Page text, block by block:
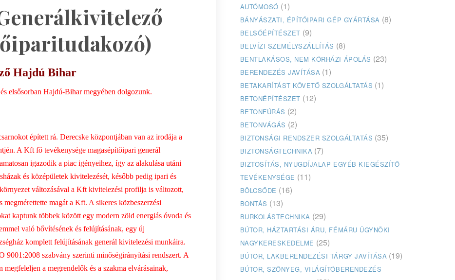
Hajdú Bihar
elsősorban Hajdú-Bihar megyében dolgozunk.
épített rá. Derecske központjában van az irodája a
A Kft fő tevékenysége magasépítőipari generál
igazodik a piac igényeihez, így az alakulása utáni
és középületek kivitelezését, később pedig ipari és
változásával a Kft kivitelezési profilja is változott,
magát a Kft. A sikeres közbeszerzési
kaptunk többek között egy modern zöld energiás óvoda és
való bővítésének és felújításának, egy új
komplett felújításának generál kivitelezési munkáira.
9001:2008 szabvány szerinti minőségirányítási rendszert. A
a megrendelők és a szakma elvárásainak,
AUTÓMOSÓ (1)
BÁNYÁSZATI, ÉPÍTŐIPARI GÉP GYÁRTÁSA (8)
BELSŐÉPÍTÉSZET (9)
BELVÍZI SZEMÉLYSZÁLLÍTÁS (8)
BENTLAKÁSOS, NEM KÓRHÁZI ÁPOLÁS (23)
BERENDEZÉS JAVÍTÁSA (1)
BETAKARÍTÁST KÖVETŐ SZOLGÁLTATÁS (1)
BETONÉPÍTÉSZET (12)
BETONFÚRÁS (2)
BETONVÁGÁS (2)
BIZTONSÁGI RENDSZER SZOLGÁLTATÁS (35)
BIZTONSÁGTECHNIKA (7)
BIZTOSÍTÁS, NYUGDÍJALAP EGYÉB KIEGÉSZÍTŐ
TEVÉKENYSÉGE (11)
BÖLCSŐDE (16)
BONTÁS (13)
BURKOLÁSTECHNIKA (29)
BÚTOR, HÁZTARTÁSI ÁRU, FÉMÁRU ÜGYNÖKI
NAGYKERESKEDELME (25)
BÚTOR, LAKBERENDEZÉSI TÁRGY JAVÍTÁSA (19)
BÚTOR, SZŐNYEG, VILÁGÍTÓBERENDEZÉS